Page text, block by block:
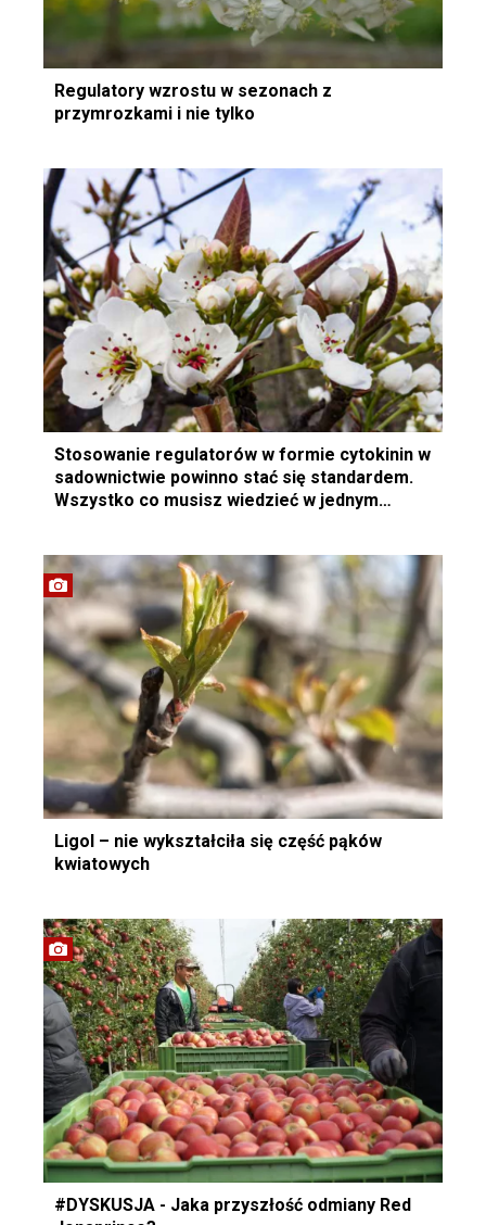
Regulatory wzrostu w sezonach z
przymrozkami i nie tylko
Stosowanie regulatorów w formie cytokinin w
sadownictwie powinno stać się standardem.
Wszystko co musisz wiedzieć w jednym
Ligol – nie wykształciła się część pąków
kwiatowych
#DYSKUSJA - Jaka przyszłość odmiany Red